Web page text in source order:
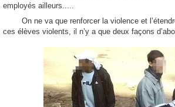
employés ailleurs.....
On ne va que renforcer la violence et
ces élèves violents, il n’y a que deux façons